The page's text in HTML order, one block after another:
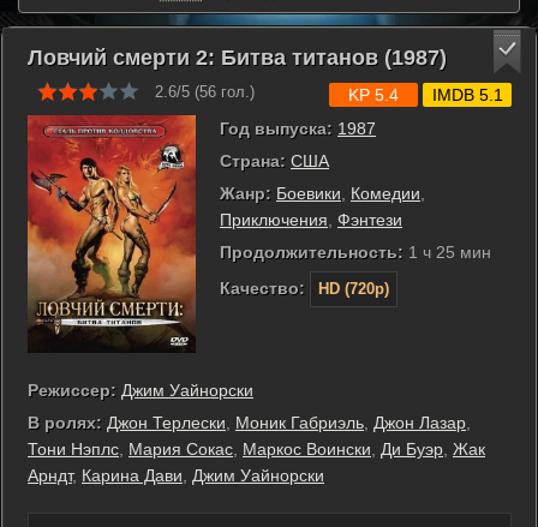
Ловчий смерти 2: Битва титанов (1987)
2.6/5 (56 гол.)
Год выпуска: 1987
Страна: США
Жанр: Боевики Комедии
Приключения Фэнтези
Продолжительность: 1 ч 25 мин
Качество:
HD (720p)
KP 5.4 IMDB 5.1
Режиссер: Джим Уайнорски
В ролях: Джон Терлески Моник Габриэль Джон Лазар
Тони Нэплс Мария Сокас Маркос Воински Ди Буэр Жак
Арндт, Карина Дави Джим Уайнорски